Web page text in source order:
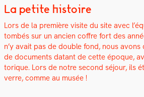
La petite histoire
Lors de la pre­mière vis­ite du site avec
tombés sur un ancien cof­fre fort des
n’y avait pas de dou­ble fond, nous
de doc­u­ments datant de cette époque,
torique. Lors de notre sec­ond séjour, ils
verre, comme au musée !